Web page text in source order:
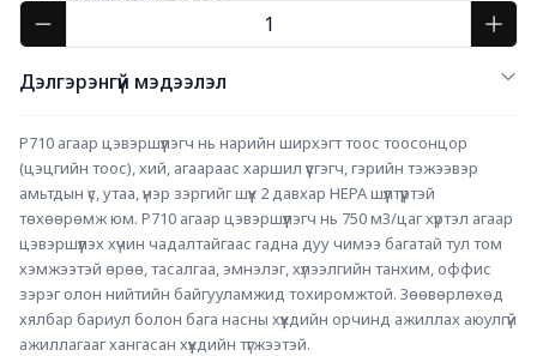
Дэлгэрэнгүй мэдээлэл
P710 агаар цэвэршүүлэгч нь нарийн ширхэгт тоос тоосонцор
(цэцгийн тоос), хий, агаараас харшил үүсгэгч, гэрийн тэжээвэр
амьтдын үс, утаа, үнэр зэргийг шүүх 2 давхар HEPA шүүлтүүртэй
төхөөрөмж юм. P710 агаар цэвэршүүлэгч нь 750 м3/цаг хүртэл агаар
цэвэршүүлэх хүчин чадалтайгаас гадна дуу чимээ багатай тул том
хэмжээтэй өрөө, тасалгаа, эмнэлэг, хүлээлгийн танхим, оффис
зэрэг олон нийтийн байгууламжид тохиромжтой. Зөөвөрлөхөд
хялбар бариул болон бага насны хүүхдийн орчинд ажиллах аюулгүй
ажиллагааг хангасан хүүхдийн түгжээтэй.